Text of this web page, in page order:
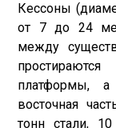
Кессоны
от 7 до 24
между
платформы,
восточная
тонн стали,